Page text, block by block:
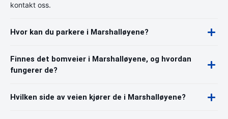
kontakt oss.
Hvor kan du parkere i Marshalløyene?
Finnes det bomveier i Marshalløyene, og hvordan
fungerer de?
Hvilken side av veien kjører de i Marshalløyene?